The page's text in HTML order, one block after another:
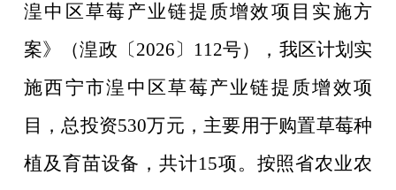
湟中区草莓产业链提质增效项目实施方
案》（湟政〔2026〕 112号）， 我区计划实
施西宁市湟中区草莓产业链提质增效项
目，总投资530万元，主要用于购置草莓种
植及育苗设备，共计15项。按照省农业农